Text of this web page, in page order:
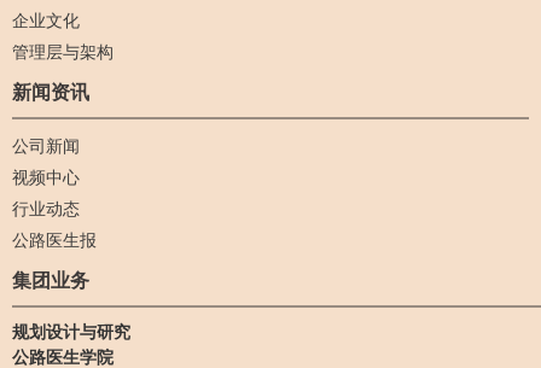
企业文化
管理层与架构
新闻资讯
公司新闻
视频中心
行业动态
公路医生报
集团业务
规划设计与研究
公路医生学院